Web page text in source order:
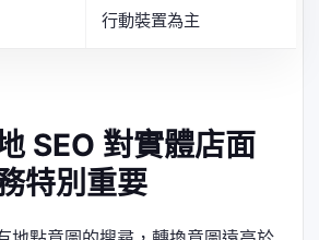
行動裝置為主
SEO 對實體店面
特別重要